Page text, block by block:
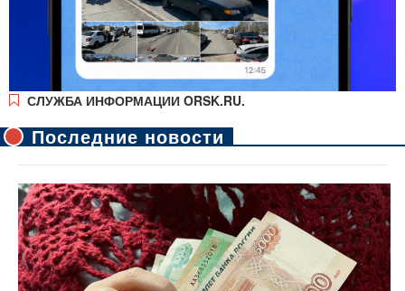
СЛУЖБА ИНФОРМАЦИИ ORSK.RU.
Последние новости